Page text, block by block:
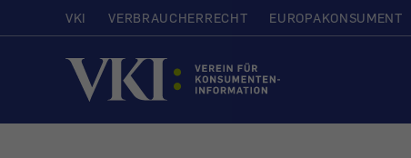
VKI VERBRAUCHERRECHT EUROPAKONSUMENT
Startseite